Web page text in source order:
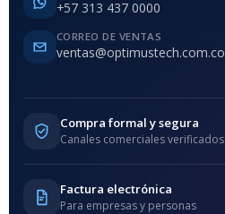
+57 313 437 0000
CORREO DE VENTAS
ventas@optimustech.com.co
Compra formal y segura
Canales comerciales verificados
Factura electrónica
Para empresas y personas